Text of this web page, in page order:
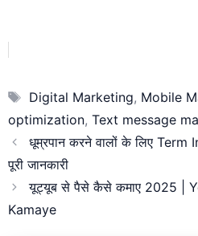
Tags
Digital Marketing, Mobile
optimization, Text message
धूम्रपान करने वालों के लिए
पूरी जानकारी
यूट्यूब से पैसे कैसे कमाए 2025 |
Kamaye